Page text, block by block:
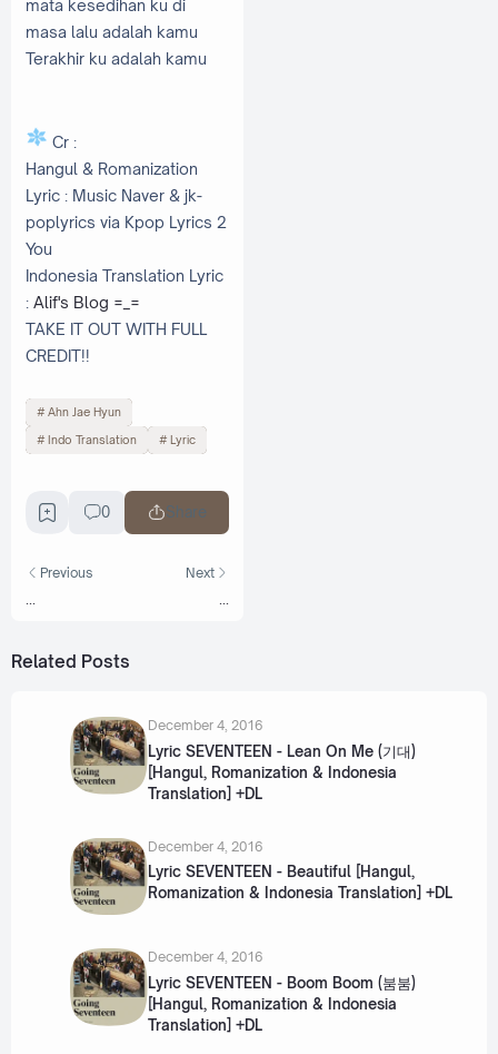
mata kesedihan ku di
masa lalu adalah kamu
Terakhir ku adalah kamu
Cr :
Hangul & Romanization
Lyric : Music Naver & jk-
poplyrics via Kpop Lyrics 2
You
Indonesia Translation Lyric
: Alif's Blog =_=
TAKE IT OUT WITH FULL
CREDIT!!
Ahn Jae Hyun
Indo Translation Lyric
0 Share
Previous
...
Next
...
Related Posts
December 4, 2016
Lyric SEVENTEEN - Lean On Me (기대)
[Hangul, Romanization & Indonesia
Translation] +DL
December 4, 2016
Lyric SEVENTEEN - Beautiful [Hangul,
Romanization & Indonesia Translation] +DL
December 4, 2016
Lyric SEVENTEEN - Boom Boom (붐붐)
[Hangul, Romanization & Indonesia
Translation] +DL